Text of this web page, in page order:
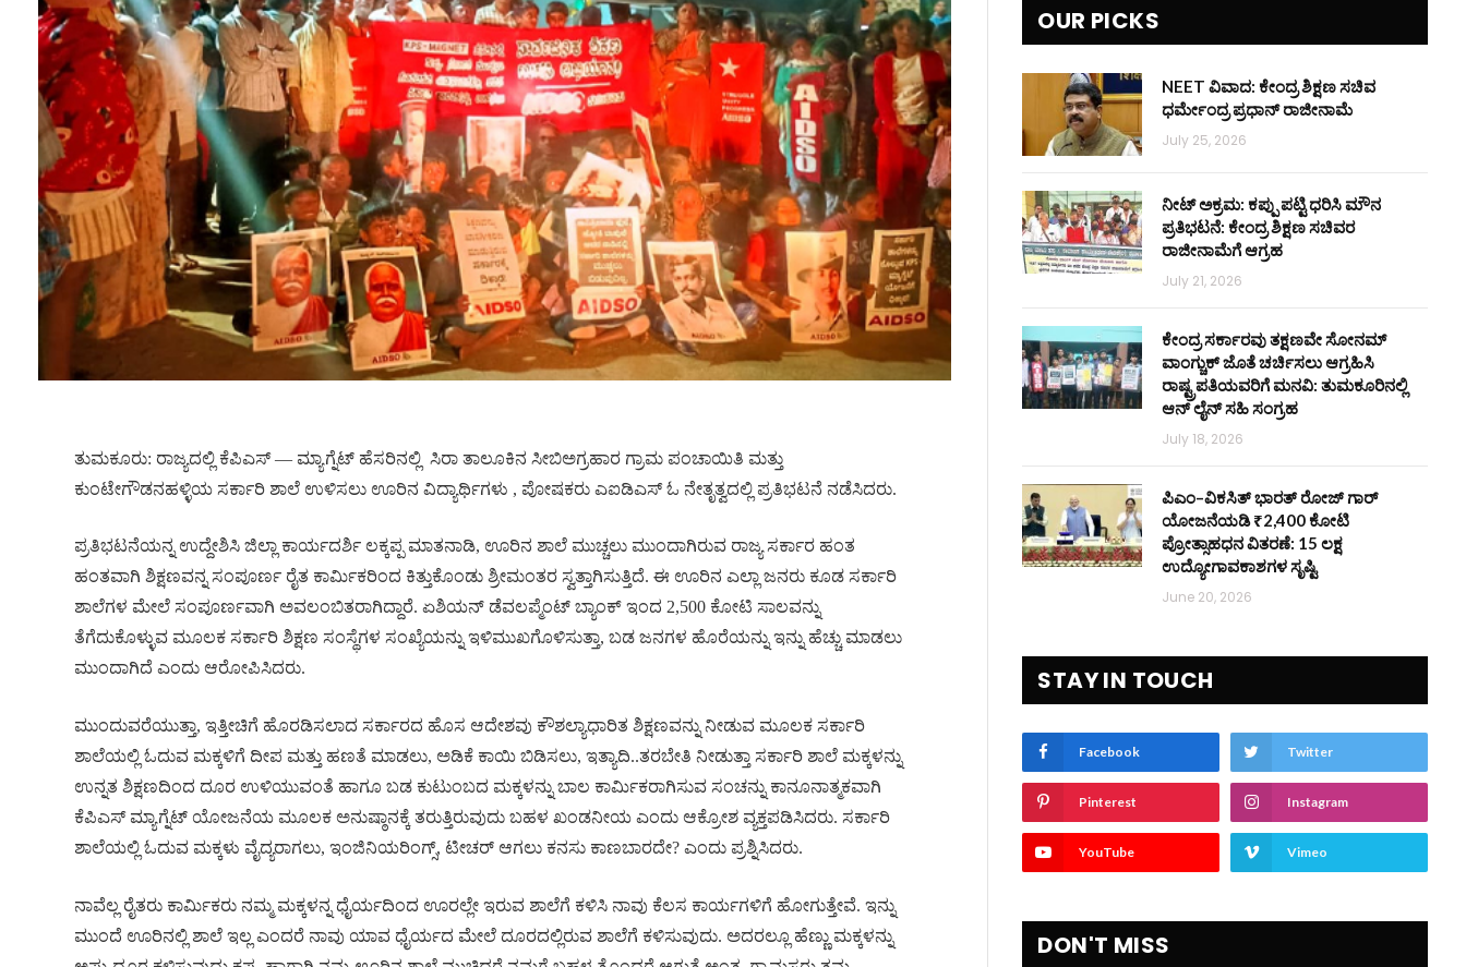
ತುಮಕೂರು: ರಾಜ್ಯದಲ್ಲಿ ಕೆಪಿಎಸ್ — ಮ್ಯಾಗ್ನೆಟ್ ಹೆಸರಿನಲ್ಲಿ ಸಿರಾ ತಾಲೂಕಿನ ಸೀಬಿಅಗ್ರಹಾರ ಗ್ರಾಮ ಪಂಚಾಯಿತಿ ಮತ್ತು
ಕುಂಟೇಗೌಡನಹಳ್ಳಿಯ ಸರ್ಕಾರಿ ಶಾಲೆ ಉಳಿಸಲು ಊರಿನ ವಿದ್ಯಾರ್ಥಿಗಳು , ಪೋಷಕರು ಎಐಡಿಎಸ್ ಓ ನೇತೃತ್ವದಲ್ಲಿ ಪ್ರತಿಭಟನೆ ನಡೆಸಿದರು.
ಪ್ರತಿಭಟನೆಯನ್ನ ಉದ್ದೇಶಿಸಿ ಜಿಲ್ಲಾ ಕಾರ್ಯದರ್ಶಿ ಲಕ್ಕಪ್ಪ ಮಾತನಾಡಿ, ಊರಿನ ಶಾಲೆ ಮುಚ್ಚಲು ಮುಂದಾಗಿರುವ ರಾಜ್ಯ ಸರ್ಕಾರ ಹಂತ
ಹಂತವಾಗಿ ಶಿಕ್ಷಣವನ್ನ ಸಂಪೂರ್ಣ ರೈತ ಕಾರ್ಮಿಕರಿಂದ ಕಿತ್ತುಕೊಂಡು ಶ್ರೀಮಂತರ ಸ್ವತ್ತಾಗಿಸುತ್ತಿದೆ. ಈ ಊರಿನ ಎಲ್ಲಾ ಜನರು ಕೂಡ ಸರ್ಕಾರಿ
ಶಾಲೆಗಳ ಮೇಲೆ ಸಂಪೂರ್ಣವಾಗಿ ಅವಲಂಬಿತರಾಗಿದ್ದಾರೆ. ಏಶಿಯನ್ ಡೆವಲಪ್ಮೆಂಟ್ ಬ್ಯಾಂಕ್ ಇಂದ 2,500 ಕೋಟಿ ಸಾಲವನ್ನು
ತೆಗೆದುಕೊಳ್ಳುವ ಮೂಲಕ ಸರ್ಕಾರಿ ಶಿಕ್ಷಣ ಸಂಸ್ಥೆಗಳ ಸಂಖ್ಯೆಯನ್ನು ಇಳಿಮುಖಗೊಳಿಸುತ್ತಾ, ಬಡ ಜನಗಳ ಹೊರೆಯನ್ನು ಇನ್ನು ಹೆಚ್ಚು ಮಾಡಲು
ಮುಂದಾಗಿದೆ ಎಂದು ಆರೋಪಿಸಿದರು.
ಮುಂದುವರೆಯುತ್ತಾ, ಇತ್ತೀಚಿಗೆ ಹೊರಡಿಸಲಾದ ಸರ್ಕಾರದ ಹೊಸ ಆದೇಶವು ಕೌಶಲ್ಯಾಧಾರಿತ ಶಿಕ್ಷಣವನ್ನು ನೀಡುವ ಮೂಲಕ ಸರ್ಕಾರಿ
ಶಾಲೆಯಲ್ಲಿ ಓದುವ ಮಕ್ಕಳಿಗೆ ದೀಪ ಮತ್ತು ಹಣತೆ ಮಾಡಲು, ಅಡಿಕೆ ಕಾಯಿ ಬಿಡಿಸಲು, ಇತ್ಯಾದಿ..ತರಬೇತಿ ನೀಡುತ್ತಾ ಸರ್ಕಾರಿ ಶಾಲೆ ಮಕ್ಕಳನ್ನು
ಉನ್ನತ ಶಿಕ್ಷಣದಿಂದ ದೂರ ಉಳಿಯುವಂತೆ ಹಾಗೂ ಬಡ ಕುಟುಂಬದ ಮಕ್ಕಳನ್ನು ಬಾಲ ಕಾರ್ಮಿಕರಾಗಿಸುವ ಸಂಚನ್ನು ಕಾನೂನಾತ್ಮಕವಾಗಿ
ಕೆಪಿಎಸ್ ಮ್ಯಾಗ್ನೆಟ್ ಯೋಜನೆಯ ಮೂಲಕ ಅನುಷ್ಠಾನಕ್ಕೆ ತರುತ್ತಿರುವುದು ಬಹಳ ಖಂಡನೀಯ ಎಂದು ಆಕ್ರೋಶ ವ್ಯಕ್ತಪಡಿಸಿದರು. ಸರ್ಕಾರಿ
ಶಾಲೆಯಲ್ಲಿ ಓದುವ ಮಕ್ಕಳು ವೈದ್ಯರಾಗಲು, ಇಂಜಿನಿಯರಿಂಗ್ಸ್, ಟೀಚರ್ ಆಗಲು ಕನಸು ಕಾಣಬಾರದೇ? ಎಂದು ಪ್ರಶ್ನಿಸಿದರು.
ನಾವೆಲ್ಲ ರೈತರು ಕಾರ್ಮಿಕರು ನಮ್ಮ ಮಕ್ಕಳನ್ನ ಧೈರ್ಯದಿಂದ ಊರಲ್ಲೇ ಇರುವ ಶಾಲೆಗೆ ಕಳಿಸಿ ನಾವು ಕೆಲಸ ಕಾರ್ಯಗಳಿಗೆ ಹೋಗುತ್ತೇವೆ. ಇನ್ನು
ಮುಂದೆ ಊರಿನಲ್ಲಿ ಶಾಲೆ ಇಲ್ಲ ಎಂದರೆ ನಾವು ಯಾವ ಧೈರ್ಯದ ಮೇಲೆ ದೂರದಲ್ಲಿರುವ ಶಾಲೆಗೆ ಕಳಿಸುವುದು. ಅದರಲ್ಲೂ ಹೆಣ್ಣು ಮಕ್ಕಳನ್ನು
OUR PICKS
NEET ವಿವಾದ: ಕೇಂದ್ರ ಶಿಕ್ಷಣ ಸಚಿವ
ಧರ್ಮೇಂದ್ರ ಪ್ರಧಾನ್ ರಾಜೀನಾಮೆ
July 25, 2026
ನೀಟ್ ಅಕ್ರಮ: ಕಪ್ಪು ಪಟ್ಟಿ ಧರಿಸಿ ಮೌನ
ಪ್ರತಿಭಟನೆ: ಕೇಂದ್ರ ಶಿಕ್ಷಣ ಸಚಿವರ
ರಾಜೀನಾಮೆಗೆ ಆಗ್ರಹ
July 21, 2026
ಕೇಂದ್ರ ಸರ್ಕಾರವು ತಕ್ಷಣವೇ ಸೋನಮ್
ವಾಂಗ್ಚುಕ್ ಜೊತೆ ಚರ್ಚಿಸಲು ಆಗ್ರಹಿಸಿ
ರಾಷ್ಟ್ರಪತಿಯವರಿಗೆ ಮನವಿ: ತುಮಕೂರಿನಲ್ಲಿ
ಆನ್‌ ಲೈನ್ ಸಹಿ ಸಂಗ್ರಹ
July 18, 2026
ಪಿಎಂ–ವಿಕಸಿತ್ ಭಾರತ್ ರೋಜ್‌ ಗಾರ್
ಯೋಜನೆಯಡಿ ₹2,400 ಕೋಟಿ
ಪ್ರೋತ್ಸಾಹಧನ ವಿತರಣೆ: 15 ಲಕ್ಷ
ಉದ್ಯೋಗಾವಕಾಶಗಳ ಸೃಷ್ಟಿ
June 20, 2026
STAY IN TOUCH
Facebook Twitter
Pinterest Instagram
YouTube Vimeo
DON'T MISS